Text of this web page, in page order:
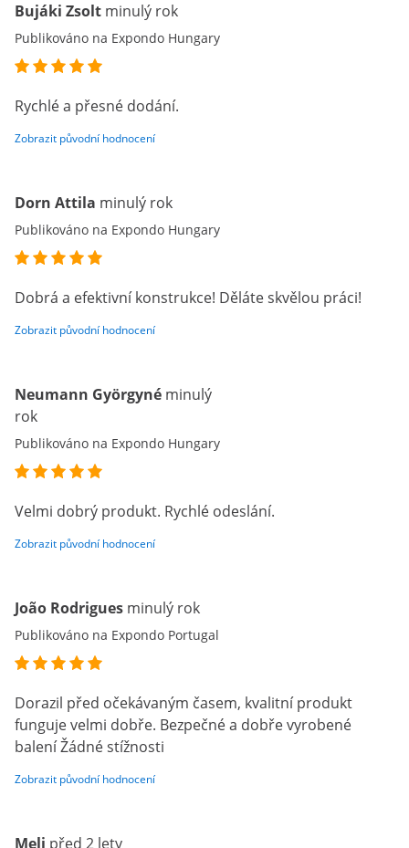
Bujáki Zsolt minulý rok
Publikováno na Expondo Hungary
Rychlé a přesné dodání.
Zobrazit původní hodnocení
Dorn Attila minulý rok
Publikováno na Expondo Hungary
Dobrá a efektivní konstrukce! Děláte skvělou práci!
Zobrazit původní hodnocení
Neumann Györgyné minulý
rok
Publikováno na Expondo Hungary
Velmi dobrý produkt. Rychlé odeslání.
Zobrazit původní hodnocení
João Rodrigues minulý rok
Publikováno na Expondo Portugal
Dorazil před očekávaným časem, kvalitní produkt
funguje velmi dobře. Bezpečné a dobře vyrobené
balení Žádné stížnosti
Zobrazit původní hodnocení
Meli před 2 lety